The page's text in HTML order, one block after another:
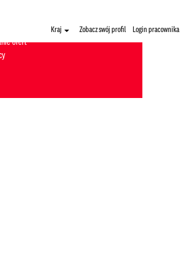
Kraj Zobacz swój profil Login pracownika